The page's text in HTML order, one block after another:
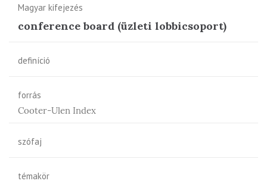
Magyar kifejezés
conference board (üzleti lobbicsoport)
definíció
forrás
Cooter-Ulen Index
szófaj
témakör